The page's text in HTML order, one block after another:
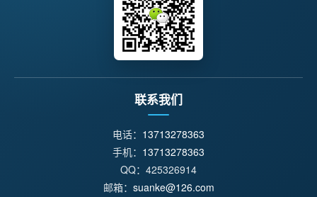
联系我们
电话： 13713278363
手机： 13713278363
QQ：425326914
邮箱： suanke@126.com